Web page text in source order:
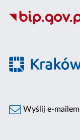
Wyślij e-mailem